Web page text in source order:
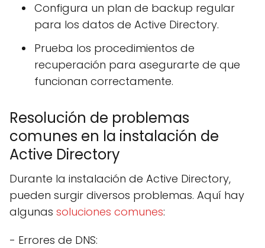
Configura un plan de backup regular
para los datos de Active Directory.
Prueba los procedimientos de
recuperación para asegurarte de que
funcionan correctamente.
Resolución de problemas
comunes en la instalación de
Active Directory
Durante la instalación de Active Directory,
pueden surgir diversos problemas. Aquí hay
algunas soluciones comunes:
- Errores de DNS: